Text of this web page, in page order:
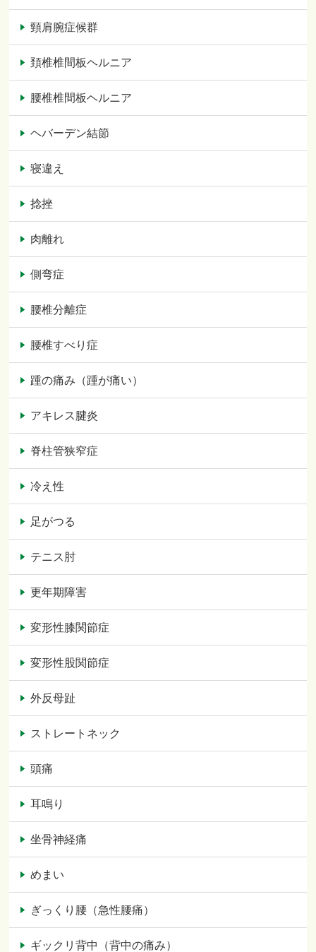
頸肩腕症候群
頚椎椎間板ヘルニア
腰椎椎間板ヘルニア
ヘバーデン結節
寝違え
捻挫
肉離れ
側弯症
腰椎分離症
腰椎すべり症
踵の痛み（踵が痛い）
アキレス腱炎
脊柱管狭窄症
冷え性
足がつる
テニス肘
更年期障害
変形性膝関節症
変形性股関節症
外反母趾
ストレートネック
頭痛
耳鳴り
坐骨神経痛
めまい
ぎっくり腰（急性腰痛）
ギックリ背中（背中の痛み）